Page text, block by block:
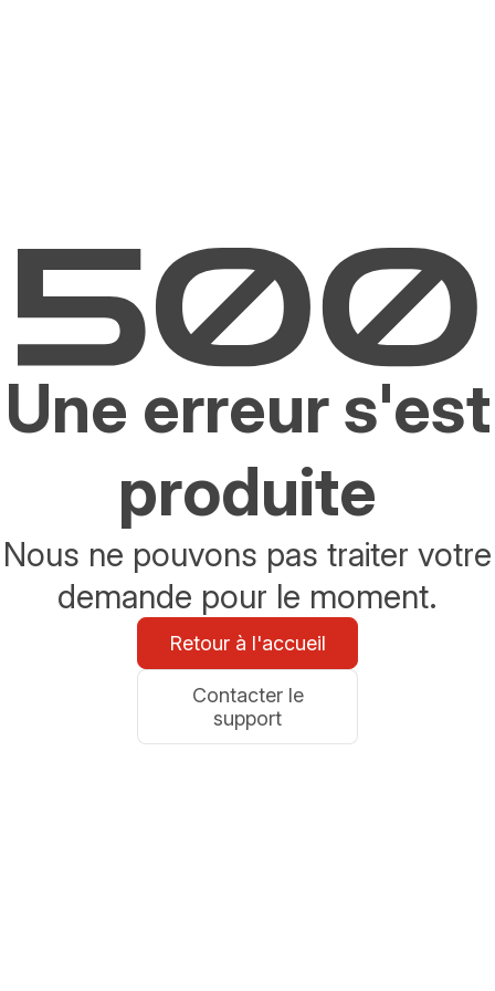
Une erreur s'est
produite
Nous ne pouvons pas traiter votre
demande pour le moment.
Retour à l'accueil
Contacter le
support